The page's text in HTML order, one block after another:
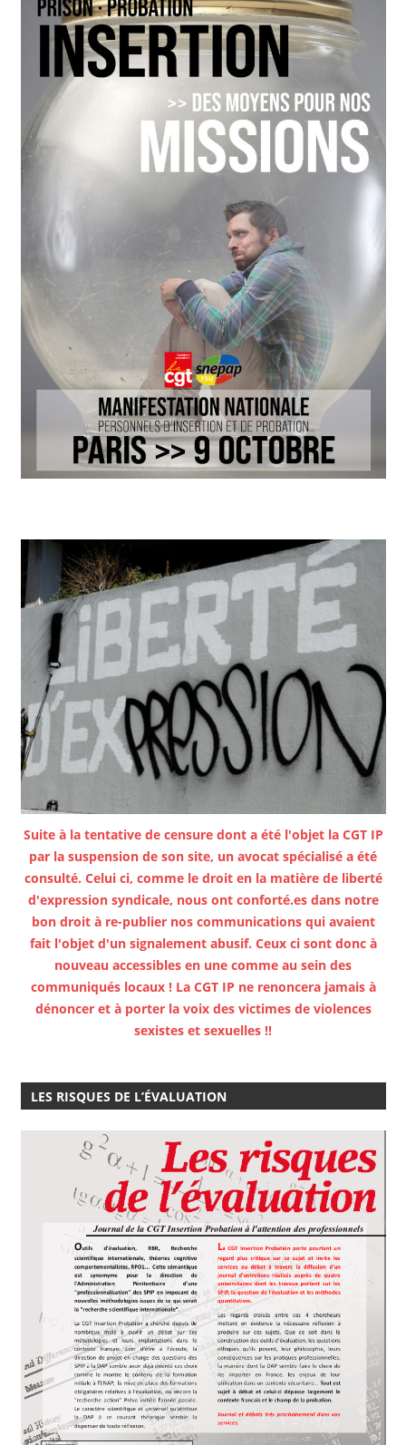
Suite à la tentative de censure dont a été l'objet la CGT IP
par la suspension de son site, un avocat spécialisé a été
consulté. Celui ci, comme le droit en la matière de liberté
d'expression syndicale, nous ont conforté.es dans notre
bon droit à re-publier nos communications qui avaient
fait l'objet d'un signalement abusif. Ceux ci sont donc à
nouveau accessibles en une comme au sein des
communiqués locaux ! La CGT IP ne renoncera jamais à
dénoncer et à porter la voix des victimes de violences
sexistes et sexuelles !!
LES RISQUES DE L’ÉVALUATION